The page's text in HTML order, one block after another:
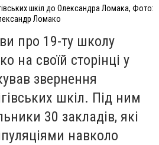
шкіл до Олександра Ломака, Фото:
Ломако
про 19-ту школу
на своїй сторінці у
звернення
шкіл. Під ним
30 закладів, які
навколо